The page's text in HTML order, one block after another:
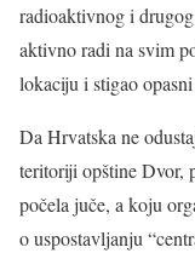
radioaktivnog i
aktivno radi na svim
lokaciju i stigao
Da Hrvatska ne
teritoriji opštine Dvor,
počela juče, a koju
o uspostavljanju